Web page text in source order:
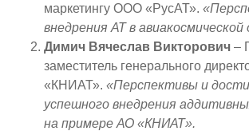
маркетингу ООО «РусАТ».
внедрения АТ в авиакосмической
Димич Вячеслав Викторович –
заместитель генерального
«КНИАТ». «Перспективы и
успешного внедрения
на примере АО «КНИАТ».